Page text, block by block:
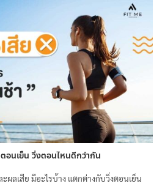
อนเย็น วิ่งตอนไหนดีกว่ากัน
ผลเสีย มีอะไรบ้าง แตกต่างกับวิ่งตอนเย็น